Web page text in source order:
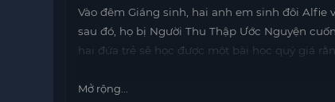
Vào đêm Giáng sinh, hai anh em sinh đôi
sau đó, họ bị Người Thu Thập Ước Nguyện
hai đứa trẻ sẽ học được một bài học quý giá
Mở rộng...